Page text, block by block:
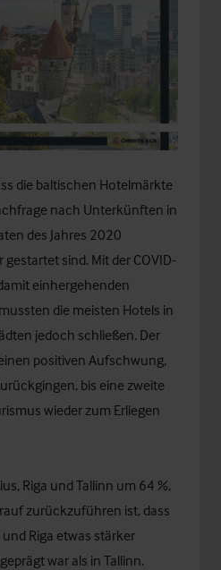
die baltischen Hotelmärkte
nach Unterkünften in
des Jahres 2020
sind. Mit der COVID-
einhergehenden
die meisten Hotels in
jedoch schließen. Der
positiven Aufschwung,
bis eine zweite
wieder zum Erliegen
Riga und Tallinn um 64 %,
zurückzuführen ist, dass
Riga etwas stärker
war als in Tallinn.